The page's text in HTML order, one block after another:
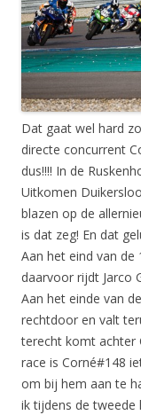
Dat gaat wel hard
directe concurrent
dus!!!! In de
Uitkomen
blazen op de
is dat zeg! En dat
Aan het eind van
daarvoor rijdt Jarco
Aan het einde van
rechtdoor en valt
terecht komt achter
race is Corné#148
om bij hem aan te
ik tijdens de tweede